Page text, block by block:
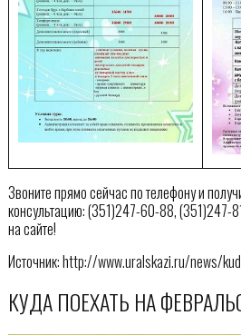
Звоните прямо сейчас по телефону и
консультацию: (351)247-60-88, (351)247-
на сайте!
Источник: http://www.uralskazi.ru/news/
КУДА ПОЕХАТЬ НА